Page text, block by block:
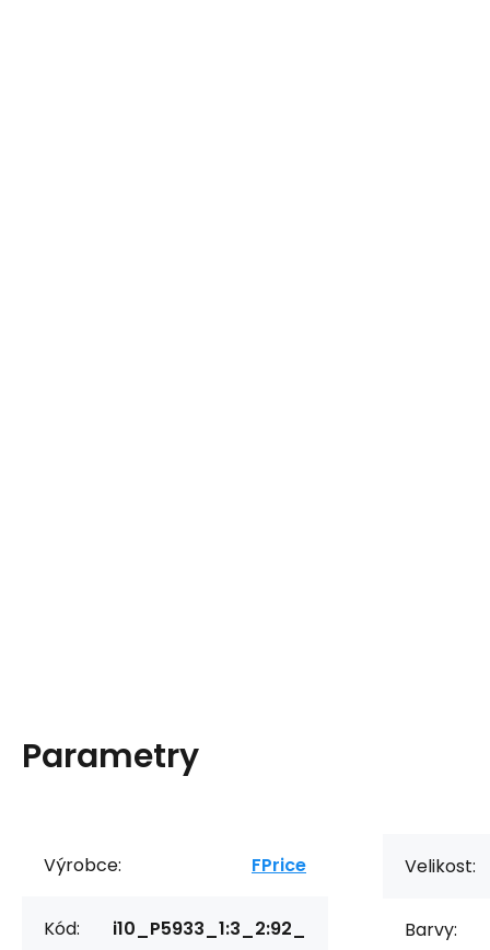
Parametry
Výrobce: FPrice
Kód: i10_P5933_1:3_2:92_
Velikost:
Barvy: